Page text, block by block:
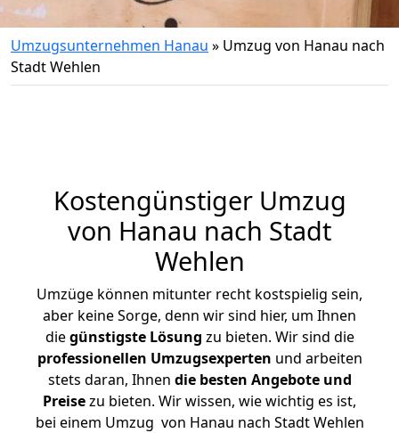
Umzugsunternehmen Hanau » Umzug von Hanau nach
Stadt Wehlen
Kostengünstiger Umzug
von Hanau nach Stadt
Wehlen
Umzüge können mitunter recht kostspielig sein,
aber keine Sorge, denn wir sind hier, um Ihnen
diegünstigste Lösung zu bieten. Wir sind die
professionellen Umzugsexperten und arbeiten
stets daran, Ihnen die besten Angebote und
Preisezu bieten. Wir wissen, wie wichtig es ist,
bei einem Umzug von Hanau nach Stadt Wehlen